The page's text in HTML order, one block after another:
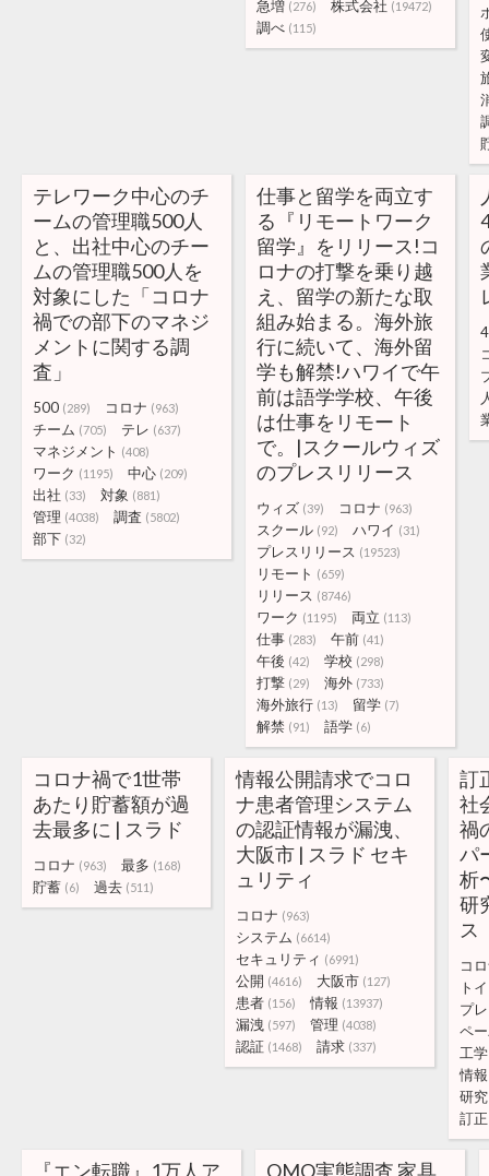
急増 (276) 株式会社 (19472)
調べ (115)
テレワーク中心のチ
ームの管理職500人
と、出社中心のチー
ムの管理職500人を
対象にした「コロナ
禍での部下のマネジ
メントに関する調
査」
500 (289) コロナ (963)
チーム (705) テレ (637)
マネジメント (408)
ワーク (1195) 中心 (209)
出社 (33) 対象 (881)
管理 (4038) 調査 (5802)
部下 (32)
仕事と留学を両立す
る『リモートワーク
留学』をリリース!コ
ロナの打撃を乗り越
え、留学の新たな取
組み始まる。海外旅
行に続いて、海外留
学も解禁!ハワイで午
前は語学学校、午後
は仕事をリモート
で。|スクールウィズ
のプレスリリース
ウィズ (39) コロナ (963)
スクール (92) ハワイ (31)
プレスリリース (19523)
リモート (659)
リリース (8746)
ワーク (1195) 両立 (113)
仕事 (283) 午前 (41)
午後 (42) 学校 (298)
打撃 (29) 海外 (733)
海外旅行 (13) 留学 (7)
解禁 (91) 語学 (6)
コロナ禍で1世帯
あたり貯蓄額が過
去最多に | スラド
コロナ (963) 最多 (168)
貯蓄 (6) 過去 (511)
情報公開請求でコロ
ナ患者管理システム
の認証情報が漏洩、
大阪市 | スラド セキ
ュリティ
コロナ (963)
システム (6614)
セキュリティ (6991)
公開 (4616) 大阪市 (127)
患者 (156) 情報 (13937)
漏洩 (597) 管理 (4038)
認証 (1468) 請求 (337)
訂
社
禍
パ
析
研
ス
コ
ト
プ
ペ
工学
情報
研究
訂正
『エン転職』1万人ア OMO実態調査 家具